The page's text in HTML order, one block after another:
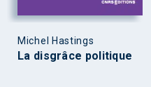
Michel Hastings
La disgrâce politique